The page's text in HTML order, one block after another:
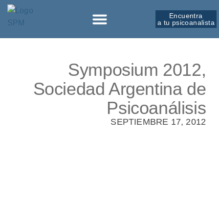
Encuentra
a tu psicoanalista
Symposium 2012,
Sociedad Argentina de
Psicoanálisis
SEPTIEMBRE 17, 2012